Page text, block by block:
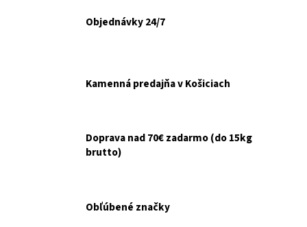
Objednávky 24/7
Kamenná predajňa v Košiciach
Doprava nad 70€ zadarmo (do 15kg
brutto)
Obľúbené značky